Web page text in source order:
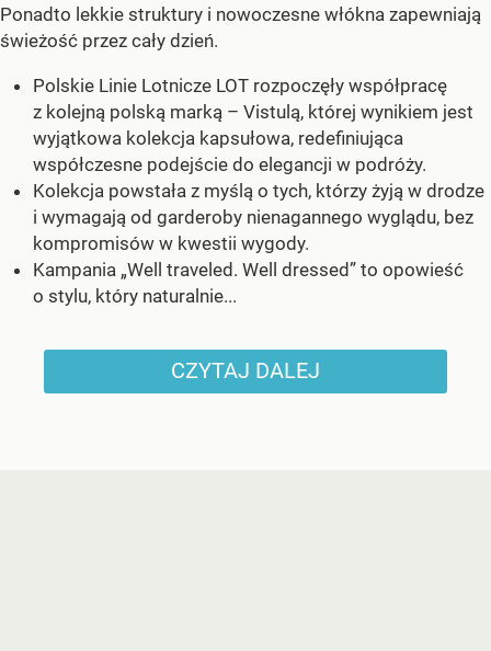
Ponadto lekkie struktury i nowoczesne włókna zapewniają
świeżość przez cały dzień.
Polskie Linie Lotnicze LOT rozpoczęły współpracę
z kolejną polską marką – Vistulą, której wynikiem jest
wyjątkowa kolekcja kapsułowa, redefiniująca
współczesne podejście do elegancji w podróży.
Kolekcja powstała z myślą o tych, którzy żyją w drodze
i wymagają od garderoby nienagannego wyglądu, bez
kompromisów w kwestii wygody.
Kampania „Well traveled. Well dressed” to opowieść
o stylu, który naturalnie...
CZYTAJ DALEJ